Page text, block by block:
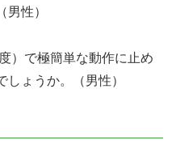
性）
）で極簡単な動作に止め
ょうか。（男性）